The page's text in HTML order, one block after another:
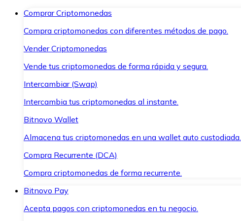
Comprar Criptomonedas
Compra criptomonedas con diferentes métodos de pago.
Vender Criptomonedas
Vende tus criptomonedas de forma rápida y segura.
Intercambiar (Swap)
Intercambia tus criptomonedas al instante.
Bitnovo Wallet
Almacena tus criptomonedas en una wallet auto custodiada.
Compra Recurrente (DCA)
Compra criptomonedas de forma recurrente.
Bitnovo Pay
Acepta pagos con criptomonedas en tu negocio.